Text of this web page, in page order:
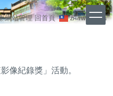
網站管理 回首頁 ZH-TW EN
像紀錄獎」活動。